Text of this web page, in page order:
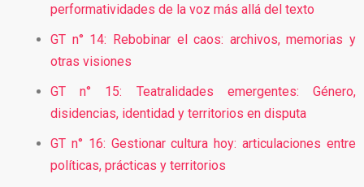
performatividades de la voz más allá del texto
GT n° 14: Rebobinar el caos: archivos, memorias y
otras visiones
GT n° 15: Teatralidades emergentes: Género,
disidencias, identidad y territorios en disputa
GT n° 16: Gestionar cultura hoy: articulaciones entre
políticas, prácticas y territorios